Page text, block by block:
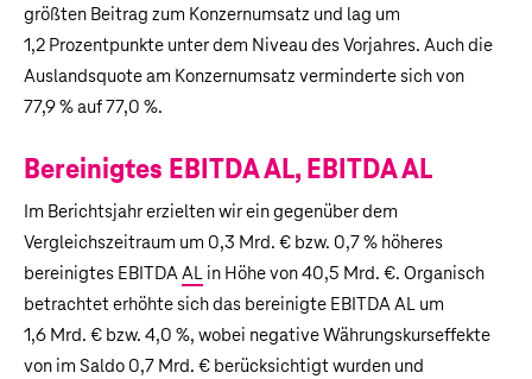
größten Beitrag zum Konzernumsatz und lag um
1,2 Prozentpunkte unter dem Niveau des Vorjahres. Auch die
Auslandsquote am Konzernumsatz verminderte sich von
77,9 % auf 77,0 %.
Bereinigtes EBITDA AL, EBITDA AL
Im Berichtsjahr erzielten wir ein gegenüber dem
Vergleichszeitraum um 0,3 Mrd. € bzw. 0,7 % höheres
bereinigtes EBITDAAL in Höhe von40,5 Mrd. €. Organisch
betrachtet erhöhte sich das bereinigte EBITDA AL um
1,6 Mrd. € bzw. 4,0 %, wobei negative Währungskurseffekte
von im Saldo 0,7 Mrd. € berücksichtigt wurden und